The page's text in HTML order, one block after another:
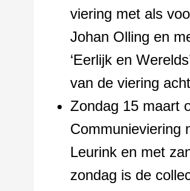
viering met als
Johan Olling en
‘Eerlijk en
van de viering
Zondag 15 maart
Communieviering
Leurink en met
zondag is de